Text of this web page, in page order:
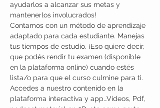
ayudarlos a alcanzar sus metas y
mantenerlos involucrados!
Contamos con un método de aprendizaje
adaptado para cada estudiante. Manejas
tus tiempos de estudio. ¡Eso quiere decir,
que podés rendir tu examen (disponible
en la plataforma online) cuando estés
lista/o para que el curso culmine para ti.
Accedes a nuestro contenido en la
plataforma interactiva y app…Videos, Pdf,